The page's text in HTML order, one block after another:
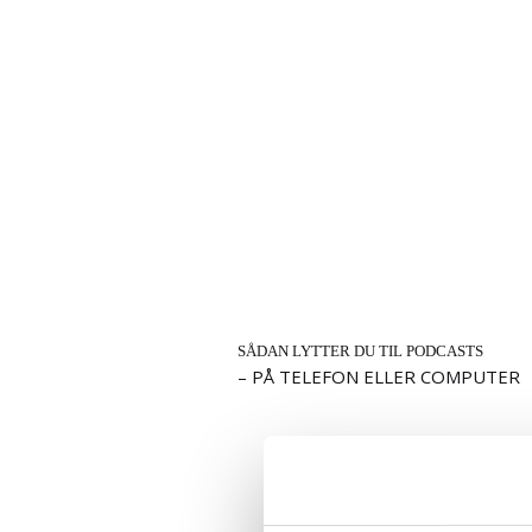
SÅDAN LYTTER DU TIL PODCASTS
– PÅ TELEFON ELLER COMPUTER